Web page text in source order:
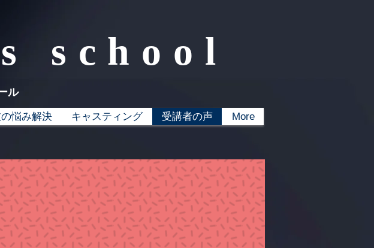
school
ル
悩み解決 キャスティング 受講者の声 More